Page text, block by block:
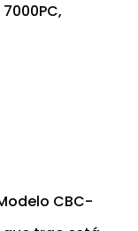
7000PC,
CBC-